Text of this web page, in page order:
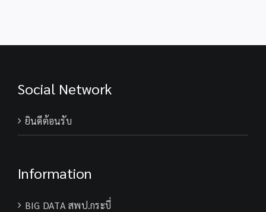
Social Network
ยินดีต้อนรับ
Information
BIG DATA สพป.กระบี่